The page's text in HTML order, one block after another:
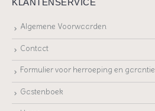
KLANTENSERVICE
Algemene Voorwaarden
Contact
Formulier voor herroeping en garantie
Gastenboek